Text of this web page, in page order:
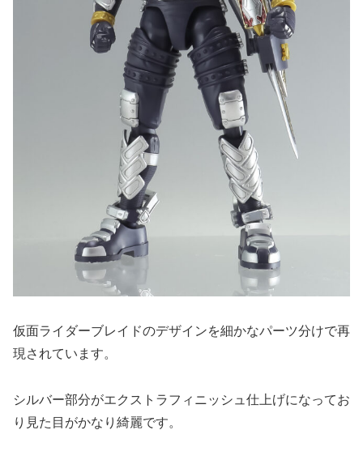
仮面ライダーブレイドのデザインを細かなパーツ分けで再
現されています。
シルバー部分がエクストラフィニッシュ仕上げになってお
り見た目がかなり綺麗です。